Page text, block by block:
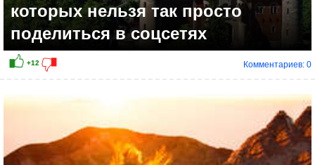
+12
которых нельзя так просто
поделиться в соцсетях
Комментариев: 0